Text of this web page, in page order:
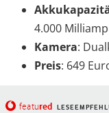
4.000
Kamera:
Preis: 649
featured